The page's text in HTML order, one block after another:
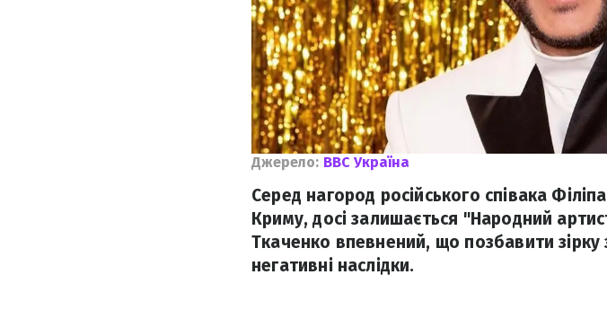
Джерело: BBC Україна
Серед нагород російського співака
Криму, досі залишається "Народний
Ткаченко впевнений, що позбавити
негативні наслідки.